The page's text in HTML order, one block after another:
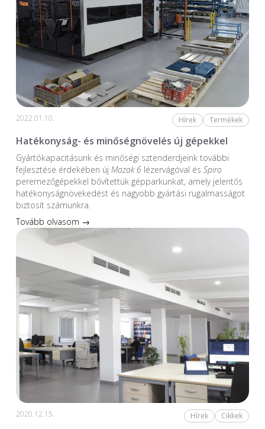
2022.01.10. Hírek Termékek
Hatékonyság- és minőségnövelés új gépekkel
Gyártókapacitásunk és minőségi sztenderdjeink további
fejlesztése érdekében új Mazak 6lézervágóval és Spiro
peremezőgépekkel bővítettük gépparkunkat, amely jelentős
hatékonyságnövekedést és nagyobb gyártási rugalmasságot
biztosít számunkra.
Tovább olvasom →
2020.12.15. Hírek Cikkek